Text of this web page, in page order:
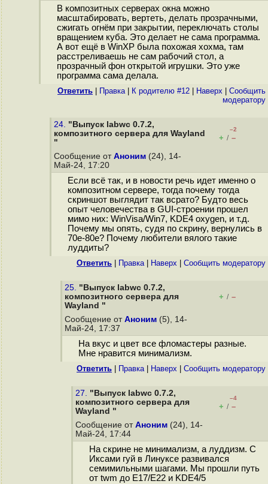
В композитных серверах окна можно
масштабировать, вертеть, делать прозрачными,
сжигать огнём при закрытии, переключать столы
вращением куба. Это делает не сама программа.
А вот ещё в WinXP была похожая хохма, там
расстреливаешь не сам рабочий стол, а
прозрачный фон открытой игрушки. Это уже
программа сама делала.
Ответить Правка| К родителю #12 Наверх
Cообщить
модератору
24. "Выпуск labwc 0.7.2,
композитного сервера для Wayland
"
–2
+ / –
Сообщение от Аноним (24), 14-
Май-24, 17:20
Если всё так, и в новости речь идет именно о
композитном сервере, тогда почему тогда
скриншот выглядит так всрато? Будто весь
опыт человечества в GUI-строении прошел
мимо них: WinVisa/Win7, KDE4 oxygen, и т.д.
Почему мы опять, судя по скрину, вернулись в
70е-80е? Почему любители вялого такие
луддиты?
Ответить Правка| Наверх Cообщить модератору
25. "Выпуск labwc 0.7.2,
композитного сервера для
Wayland "
+ / –
Сообщение от Аноним (5), 14-
Май-24, 17:37
На вкус и цвет все фломастеры разные.
Мне нравится минимализм.
Ответить Правка| Наверх Cообщить модератору
27. "Выпуск labwc 0.7.2,
композитного сервера для
Wayland "
–4
+ / –
Сообщение от Аноним (24), 14-
Май-24, 17:44
На скрине не минимализм, а луддизм. С
Иксами гуй в Линуксе развивался
семимильными шагами. Мы прошли путь
от twm до E17/E22 и KDE4/5